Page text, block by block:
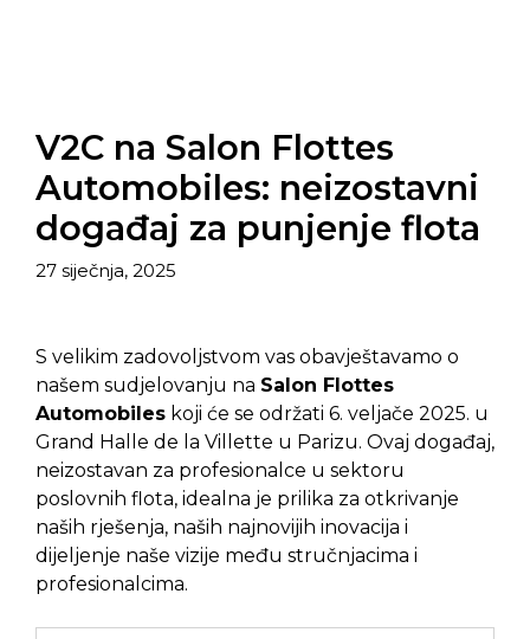
V2C na Salon Flottes
Automobiles: neizostavni
događaj za punjenje flota
27 siječnja, 2025
S velikim zadovoljstvom vas obavještavamo o
našem sudjelovanju na Salon Flottes
Automobiles koji će se održati 6. veljače 2025. u
Grand Halle de la Villette u Parizu. Ovaj događaj,
neizostavan za profesionalce u sektoru
poslovnih flota, idealna je prilika za otkrivanje
naših rješenja, naših najnovijih inovacija i
dijeljenje naše vizije među stručnjacima i
profesionalcima.